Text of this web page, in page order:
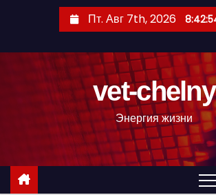
с
Пт. Авг 7th, 2026
vet-chelny
Энергия жизни